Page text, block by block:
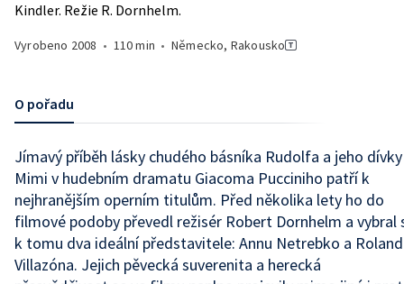
Kindler. Režie R. Dornhelm.
Vyrobeno 2008 • 110 min •Německo, Rakousko
O pořadu
Jímavý příběh lásky chudého básníka Rudolfa a jeho dívky
Mimi v hudebním dramatu Giacoma Pucciniho patří k
nejhranějším operním titulům. Před několika lety ho do
filmové podoby převedl režisér Robert Dornhelm a vybral
k tomu dva ideální představitele: Annu Netrebko a
Villazóna. Jejich pěvecká suverenita a herecká